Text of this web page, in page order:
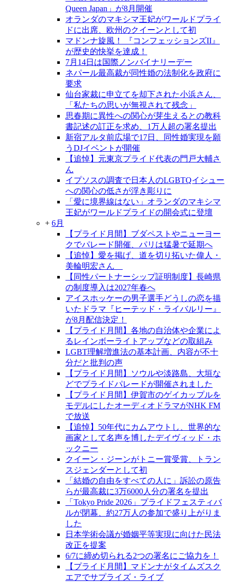
Queen Japan」が8月開催
オランダのマキシマ王妃がワールドプライ
ドに出席、欧州のクイーンとして初
マドンナ旋風！ 『コンフェッションズII』
が歴史的快挙を達成！
7月14日は国際ノンバイナリーデー
ネパール最高裁が同性婚の法制化を政府に
要求
仙台家裁に申立てを却下された小浜さん、
「私たちの思いが無視されて残念」
思春期に異性への関心が芽生えるとの教科
書記述の訂正を求め、1万人超の署名提出
新宿アルタ前広場で17日、同性婚実現を願
うDJイベントが開催
【追悼】元東京プライド代表の門戸大輔さ
ん
イプソスの調査で日本人のLGBTQイシュー
への関心の低さが浮き彫りに
「愛に境界線はない」オランダのマキシマ
王妃がワールドプライドの開会式に登壇
+ 6月
【プライド月間】ブダペストやニューヨー
クでパレード開催、パリは猛暑で延期へ
【追悼】愛を掲げ、道を切り拓いた偉人・
美輪明宏さん
【同性パートナーシップ証明制度】長崎県
の制度導入は2027年春へ
アイスホッケーの男子選手どうしの恋を描
いたドラマ『ヒーテッド・ライバルリー』
が8月配信決定！
【プライド月間】各地の自治体や企業によ
るレインボーライトアップなどの取組み
LGBT理解増進法の基本計画、内容が不十
分だと批判の声
【プライド月間】ソウルや淡路島、大垣な
どでプライドパレードが開催されました
【プライド月間】伊賀市のゲイカップルを
モデルにしたオーディオドラマがNHK FM
で放送
【追悼】50年代にカムアウトし、世界的な
画家として名声を博したデイヴィッド・ホ
ックニー
クイーン・ジーンがトニー賞受賞、トラン
スジェンダーとして初
「結婚の自由をすべての人に」訴訟の原告
らが最高裁に3万6000人分の署名を提出
「Tokyo Pride 2026」プライドフェスティバ
ルが閉幕、約27万人の参加で盛り上がりま
した
日本学術会議が婚姻平等実現に向けた民法
改正を提案
6/7に締め切られる2つの署名にご協力を！
【プライド月間】マドンナがタイムズスク
エアでサプライズ・ライブ